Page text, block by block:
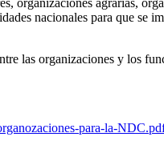
organizaciones agrarias,
nacionales para que se
las organizaciones y los
para-la-